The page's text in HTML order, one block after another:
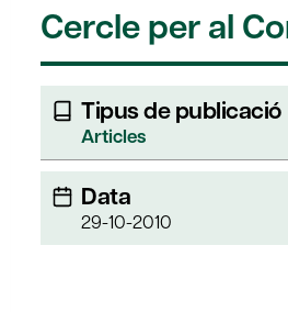
Cercle per al
Tipus de publicació
Articles
Data
29-10-2010